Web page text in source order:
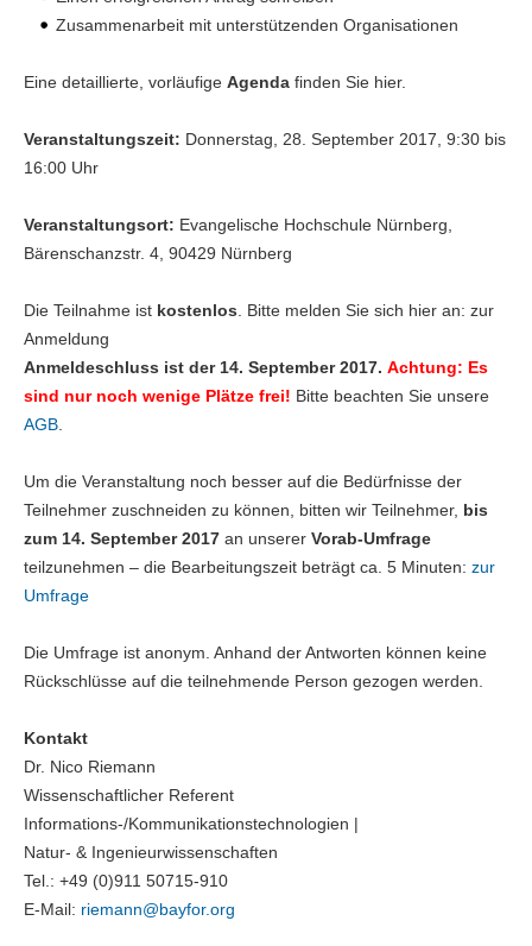
Zusammenarbeit mit unterstützenden Organisationen
Eine detaillierte, vorläufige Agenda finden Sie hier.
Veranstaltungszeit: Donnerstag, 28. September 2017, 9:30 bis
16:00 Uhr
Veranstaltungsort: Evangelische Hochschule Nürnberg,
Bärenschanzstr. 4, 90429 Nürnberg
Die Teilnahme ist kostenlos . Bitte melden Sie sich hier an: zur
Anmeldung
Anmeldeschluss ist der 14. September 2017. Achtung: Es
sind nur noch wenige Plätze frei! Bitte beachten Sie unsere
AGB
Um die Veranstaltung noch besser auf die Bedürfnisse der
Teilnehmer zuschneiden zu können, bitten wir Teilnehmer, bis
zum 14. September 2017 an unserer Vorab-Umfrage
teilzunehmen – die Bearbeitungszeit beträgt ca. 5 Minuten: zur
Umfrage
Die Umfrage ist anonym. Anhand der Antworten können keine
Rückschlüsse auf die teilnehmende Person gezogen werden.
Kontakt
Dr. Nico Riemann
Wissenschaftlicher Referent
Informations-/Kommunikationstechnologien |
Natur- & Ingenieurwissenschaften
Tel.: +49 (0)911 50715-910
E-Mail: riemann@bayfor.org